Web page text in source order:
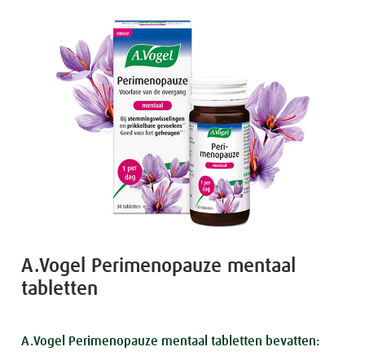
A.Vogel Perimenopauze mentaal
tabletten
A.Vogel Perimenopauze mentaal tabletten bevatten: